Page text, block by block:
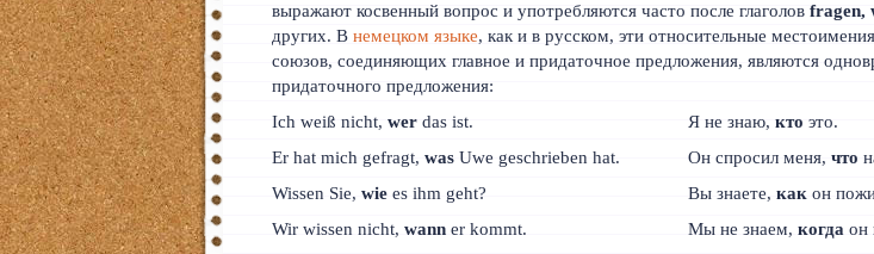
выражают косвенный вопрос и употребляются часто после глаголовfragen,
других. Внемецком языке, как и в русском, эти относительные
союзов, соединяющих главное и придаточное предложения, являются
придаточного предложения:
Ich weiß nicht,wer das ist. Я не знаю, кто это.
Er hat mich gefragt,was Uwe geschrieben hat. Он спросил меня, что
Wissen Sie,wie es ihm geht? Вы знаете, как он
Wir wissen nicht,wann er kommt. Мы не знаем, когда он